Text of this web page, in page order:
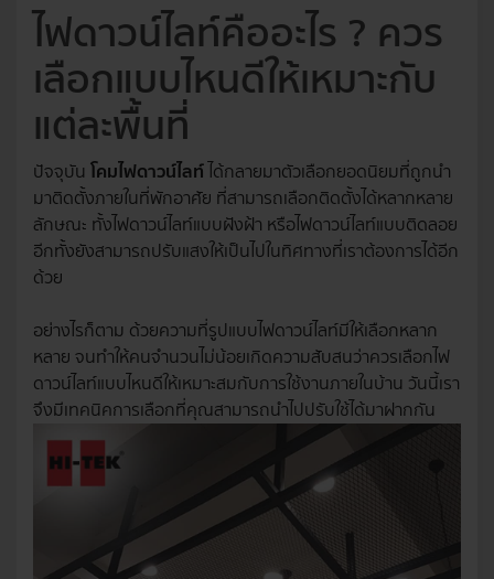
ไฟดาวน์ไลท์คืออะไร ? ควร
เลือกแบบไหนดีให้เหมาะกับ
แต่ละพื้นที่
ปัจจุบัน โคมไฟดาวน์ไลท์ได้กลายมาตัวเลือกยอดนิยมที่ถูกนำ
มาติดตั้งภายในที่พักอาศัย ที่สามารถเลือกติดตั้งได้หลากหลาย
ลักษณะ ทั้งไฟดาวน์ไลท์แบบฝังฝ้า หรือไฟดาวน์ไลท์แบบติดลอย
อีกทั้งยังสามารถปรับแสงให้เป็นไปในทิศทางที่เราต้องการได้อีก
ด้วย
อย่างไรก็ตาม ด้วยความที่รูปแบบไฟดาวน์ไลท์มีให้เลือกหลาก
หลาย จนทำให้คนจำนวนไม่น้อยเกิดความสับสนว่าควรเลือกไฟ
ดาวน์ไลท์แบบไหนดีให้เหมาะสมกับการใช้งานภายในบ้าน วันนี้เรา
จึงมีเทคนิคการเลือกที่คุณสามารถนำไปปรับใช้ได้มาฝากกัน